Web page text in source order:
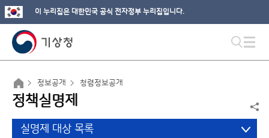
이 누리집은 대한민국 공식 전자정부 누리집입니다.
정보공개 청렴정보공개
정책실명제
실명제 대상 목록